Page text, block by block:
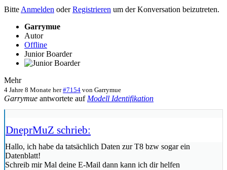
Bitte Anmelden oderRegistrieren um der Konversation beizutreten.
Garrymue
Autor
Offline
Junior Boarder
Mehr
4 Jahre 8 Monate her #7154 von Garrymue
Garrymue antwortete auf Modell Identifikation
DneprMuZ schrieb:
Hallo, ich habe da tatsächlich Daten zur T8 bzw sogar ein
Datenblatt!
Schreib mir Mal deine E-Mail dann kann ich dir helfen